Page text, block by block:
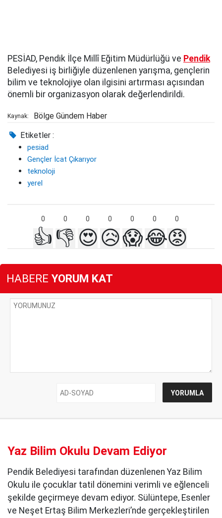
PESİAD, Pendik İlçe Millî Eğitim Müdürlüğü ve Pendik
Belediyesi iş birliğiyle düzenlenen yarışma, gençlerin
bilim ve teknolojiye olan ilgisini artırması açısından
önemli bir organizasyon olarak değerlendirildi.
Kaynak: Bölge Gündem Haber
Etiketler :
pesiad
Gençler İcat Çıkarıyor
teknoloji
yerel
0 0 0 0 0 0 0
👍 👎 😍😥😱😂😡
HABERE YORUM KAT
Yaz Bilim Okulu Devam Ediyor
Pendik Belediyesi tarafından düzenlenen Yaz Bilim
Okulu ile çocuklar tatil dönemini verimli ve eğlenceli
şekilde geçirmeye devam ediyor. Sülüntepe, Esenler
ve Neşet Ertaş Bilim Merkezleri’nde gerçekleştirilen